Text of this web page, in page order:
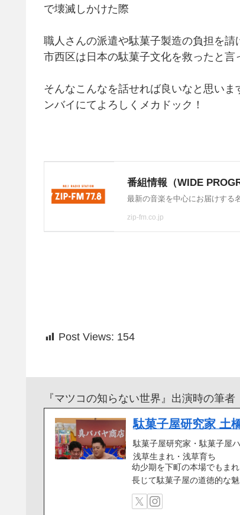
で壊滅しかけた際
職人さんの派遣や駄菓子製造の負担を
市西区は日本の駄菓子文化を救ったと言
そんなこんなを話せれば良いなと思い
ンバイにてよろしくメカドック！
Post Views: 154
『マツコの知らない世界』出演時の筆者
駄菓子屋研究家 土
駄菓子屋研究家・駄菓子屋
浅草生まれ・浅草育ち
幼少期を下町の本場でもま
長じて駄菓子屋の道徳的な